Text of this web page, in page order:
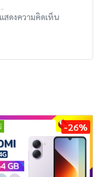
สดงความคิดเห็น
-26%